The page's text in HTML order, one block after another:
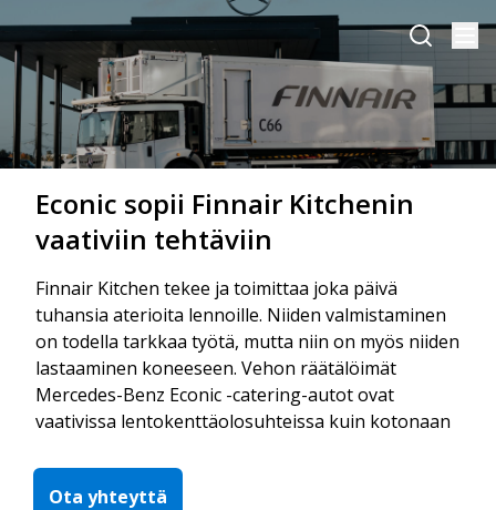
Econic sopii Finnair Kitchenin
vaativiin tehtäviin
Finnair Kitchen tekee ja toimittaa joka päivä
tuhansia aterioita lennoille. Niiden valmistaminen
on todella tarkkaa työtä, mutta niin on myös niiden
lastaaminen koneeseen. Vehon räätälöimät
Mercedes-Benz Econic -catering-autot ovat
vaativissa lentokenttäolosuhteissa kuin kotonaan
Ota yhteyttä